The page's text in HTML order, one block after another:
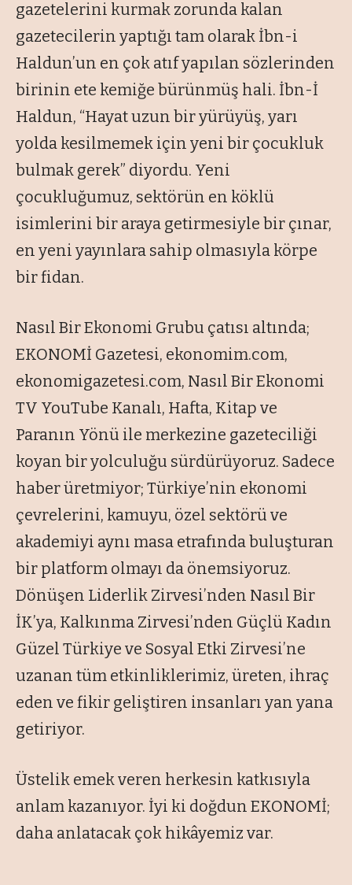
gazetelerini kurmak zorunda kalan
gazetecilerin yaptığı tam olarak İbn-i
Haldun’un en çok atıf yapılan sözlerinden
birinin ete kemiğe bürünmüş hali. İbn-İ
Haldun, “Hayat uzun bir yürüyüş, yarı
yolda kesilmemek için yeni bir çocukluk
bulmak gerek” diyordu. Yeni
çocukluğumuz, sektörün en köklü
isimlerini bir araya getirmesiyle bir çınar,
en yeni yayınlara sahip olmasıyla körpe
bir fidan.
Nasıl Bir Ekonomi Grubu çatısı altında;
EKONOMİ Gazetesi, ekonomim.com,
ekonomigazetesi.com, Nasıl Bir Ekonomi
TV YouTube Kanalı, Hafta, Kitap ve
Paranın Yönü ile merkezine gazeteciliği
koyan bir yolculuğu sürdürüyoruz. Sadece
haber üretmiyor; Türkiye’nin ekonomi
çevrelerini, kamuyu, özel sektörü ve
akademiyi aynı masa etrafında buluşturan
bir platform olmayı da önemsiyoruz.
Dönüşen Liderlik Zirvesi’nden Nasıl Bir
İK’ya, Kalkınma Zirvesi’nden Güçlü Kadın
Güzel Türkiye ve Sosyal Etki Zirvesi’ne
uzanan tüm etkinliklerimiz, üreten, ihraç
eden ve fikir geliştiren insanları yan yana
getiriyor.
Üstelik emek veren herkesin katkısıyla
anlam kazanıyor. İyi ki doğdun EKONOMİ;
daha anlatacak çok hikâyemiz var.